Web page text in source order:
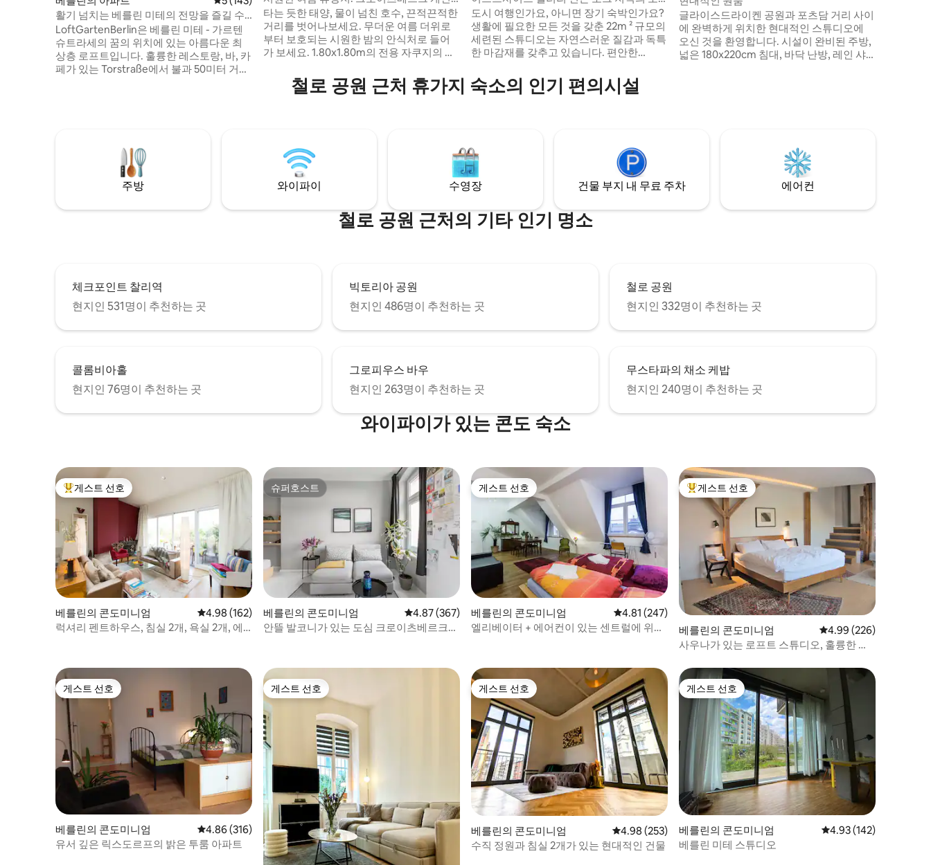
활기 넘치는 베를린 미테의 전망을 즐길 수
있는 로프트!
LoftGartenBerlin은 베를린 미테 - 가르텐
슈트라세의 꿈의 위치에 있는 아름다운 최
상층 로프트입니다. 훌륭한 레스토랑, 바, 카
페가 있는 Torstraße에서 불과 50미터 거리
러운 인테리어를 갖춘 숙소에서 절대적인
평화와 조용함을 즐길 수 있습니다. 도심 속
완벽한 은신처.
스파 오아시스
타는 듯한 태양, 물이 넘친 호수, 끈적끈적한
거리를 벗어나보세요. 무더운 여름 더위로
부터 보호되는 시원한 밤의 안식처로 들어
가 보세요. 1.80x1.80m의 전용 자쿠지의 상
이버시가 마련되어 있으며, 주변 조명, 시원
읽어보기:
심 스튜디오
도시 여행인가요, 아니면 장기 숙박인가요?
생활에 필요한 모든 것을 갖춘 22m ² 규모의
세련된 스튜디오는 자연스러운 질감과 독특
한 마감재를 갖추고 있습니다. 편안한
용 책상, 간편한 요리를 할 수 있는 간이 주
방, 현대적인 욕실을 갖추고 있습니다. 세탁
닐 수 있습니다.
글라이스드라이켄 공원과 포츠담 거리 사이
에 완벽하게 위치한 현대적인 스튜디오에
오신 것을 환영합니다. 시설이 완비된 주방,
넓은 180x220cm 침대, 바닥 난방, 레인 샤
철로 공원 근처 휴가지 숙소의 인기 편의시설
주방 와이파이 수영장 건물 부지 내 무료 주차 에어컨
철로 공원 근처의 기타 인기 명소
체크포인트 찰리역
현지인 531명이 추천하는 곳
빅토리아 공원
현지인 486명이 추천하는 곳
철로 공원
현지인 332명이 추천하는 곳
콜롬비아홀
현지인 76명이 추천하는 곳
그로피우스 바우
현지인 263명이 추천하는 곳
무스타파의 채소 케밥
현지인 240명이 추천하는 곳
와이파이가 있는 콘도 숙소
상위 게스트 선호
게스트 선호
베를린의 콘도미니엄 평점 4.98점(5점 만점), 후기 162개
4.98 (162)
럭셔리 펜트하우스, 침실 2개, 욕실 2개, 에
슈퍼호스트
슈퍼호스트
베를린의 콘도미니엄 평점 4.87점(5점 만점), 후기 367개
4.87 (367)
안뜰 발코니가 있는 도심 크로이츠베르크
게스트 선호
게스트 선호
베를린의 콘도미니엄 평점 4.81점(5점 만점), 후기 247개
4.81 (247)
엘리베이터 + 에어컨이 있는 센트럴에 위치
상위 게스트 선호
게스트 선호
베를린의 콘도미니엄 평점 4.99점(5점 만점),
4.99 (226)
사우나가 있는 로프트 스튜디오, 훌륭한 위
게스트 선호
게스트 선호
베를린의 콘도미니엄 평점 4.86점(5점 만점), 후기 316개
4.86 (316)
유서 깊은 릭스도르프의 밝은 투룸 아파트
게스트 선호
게스트 선호 게스트 선호
게스트 선호
베를린의 콘도미니엄 평점 4.98점(5점 만점), 후기 253개
4.98 (253)
수직 정원과 침실 2개가 있는 현대적인 건물
게스트 선호
게스트 선호
베를린의 콘도미니엄 평점 4.93점(5점 만점),
4.93 (142)
베를린 미테 스튜디오